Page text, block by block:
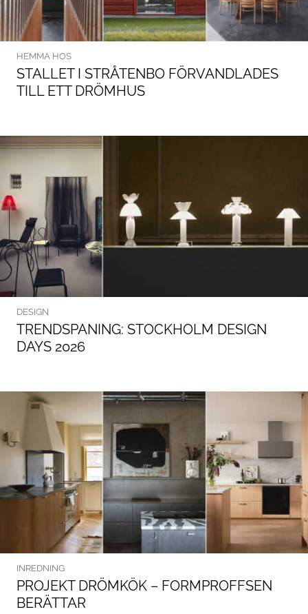
HEMMA HOS
STALLET I STRÅTENBO FÖRVANDLADES
TILL ETT DRÖMHUS
DESIGN
TRENDSPANING: STOCKHOLM DESIGN
DAYS 2026
INREDNING
PROJEKT DRÖMKÖK – FORMPROFFSEN
BERÄTTAR